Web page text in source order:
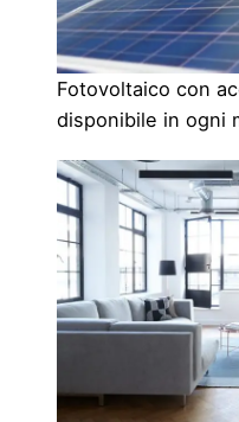
Fotovoltaico con
disponibile in ogni